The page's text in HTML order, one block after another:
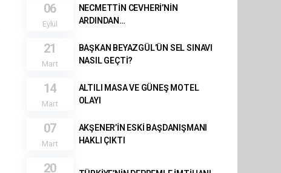
06
Eylül
NECMETTİN CEVHERİ’NİN
ARDINDAN…
21
Mart
BAŞKAN BEYAZGÜL’ÜN SEL SINAVI
NASIL GEÇTİ?
14
Mart
ALTILI MASA VE GÜNEŞ MOTEL
OLAYI
07
Mart
AKŞENER’İN ESKİ BAŞDANIŞMANI
HAKLI ÇIKTI
20